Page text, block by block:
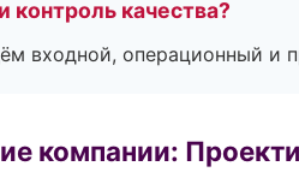
контроль качества?
входной, операционный и
компании: